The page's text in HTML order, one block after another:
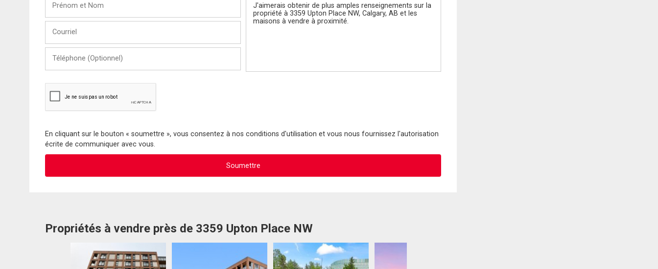
Nom
(Optionnel)
En cliquant sur le bouton « soumettre », vous consentez à nos conditions d'utilisation et vous nous fournissez l'autorisation
écrite de communiquer avec vous.
Propriétés à vendre près de 3359 Upton Place NW